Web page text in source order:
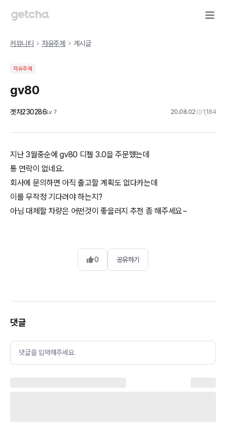
커뮤니티 자유주제 게시글
자유주제
gv80
겟차230286Lv 7 20.08.02 1,184
지난 3월중순에 gv80 디젤 3.0을 주문했는데
통 연락이 없네요.
회사에 문의하면 아직 출고할 계획도 없다카는데
이를 무작정 기다려야 하는지?
아님 대체할 차량은 어떤것이 좋을러지 추천 좀 해주세요~
0 공유하기
댓글
댓글을 입력해주세요.